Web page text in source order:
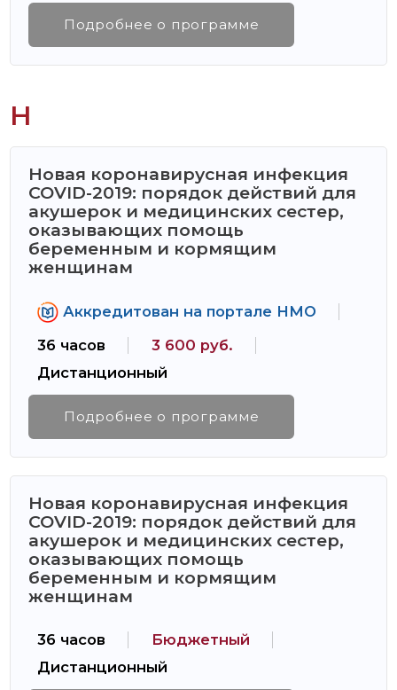
Подробнее о программе
Н
Новая коронавирусная инфекция
COVID-2019: порядок действий для
акушерок и медицинских сестер,
оказывающих помощь
беременным и кормящим
женщинам
Аккредитован на портале НМО
36 часов
3 600 руб.
Дистанционный
Подробнее о программе
Новая коронавирусная инфекция
COVID-2019: порядок действий для
акушерок и медицинских сестер,
оказывающих помощь
беременным и кормящим
женщинам
36 часов
Бюджетный
Дистанционный